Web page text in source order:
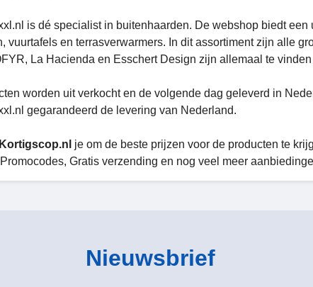
is dé specialist in buitenhaarden. De webshop biedt
vuurtafels en terrasverwarmers. In dit assortiment zijn alle
La Hacienda en Esschert Design zijn allemaal te
worden uit verkocht en de volgende dag geleverd in
gegarandeerd de levering van Nederland.
Kortigscop.nl je om de beste prijzen voor de producten te
Gratis verzending en nog veel meer
Nieuwsbrief